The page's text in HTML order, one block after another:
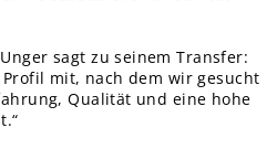
sagt zu seinem Transfer:
mit, nach dem wir gesucht
Qualität und eine hohe